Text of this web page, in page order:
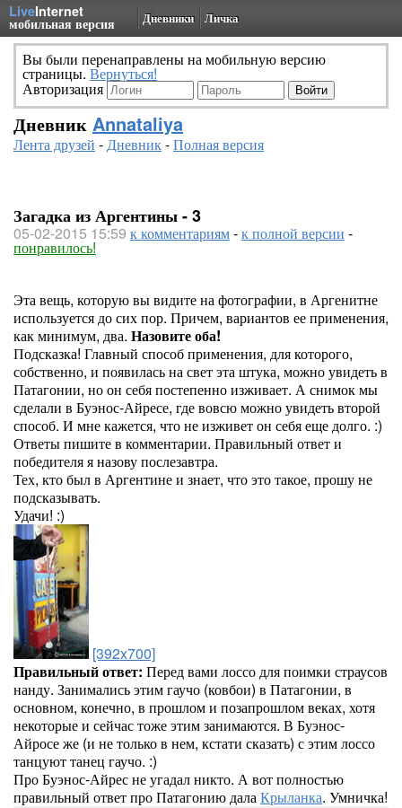
LiveInternet
мобильная версия Дневники Личка
Вы были перенаправлены на мобильную версию
страницы. Вернуться!
Авторизация
Дневник Annataliya
Лента друзей -Дневник-Полная версия
Загадка из Аргентины - 3
05-02-2015 15:59 к комментариям-к полной версии -
понравилось!
Эта вещь, которую вы видите на фотографии, в Аргенитне
используется до сих пор. Причем, вариантов ее применения,
как минимум, два. Назовите оба!
Подсказка! Главный способ применения, для которого,
собственно, и появилась на свет эта штука, можно увидеть в
Патагонии, но он себя постепенно изживает. А снимок мы
сделали в Буэнос-Айресе, где вовсю можно увидеть второй
способ. И мне кажется, что не изживет он себя еще долго. :)
Ответы пишите в комментарии. Правильный ответ и
победителя я назову послезавтра.
Тех, кто был в Аргентине и знает, что это такое, прошу не
подсказывать.
Удачи! :)
[392x700]
Правильный ответ: Перед вами лоссо для поимки страусов
нанду. Занимались этим гаучо (ковбои) в Патагонии, в
основном, конечно, в прошлом и позапрошлом веках, хотя
некоторые и сейчас тоже этим занимаются. В Буэнос-
Айросе же (и не только в нем, кстати сказать) с этим лоссо
танцуют танец гаучо. :)
Про Буэнос-Айрес не угадал никто. А вот полностью
правильный ответ про Патагонию далаКрыланка. Умничка!